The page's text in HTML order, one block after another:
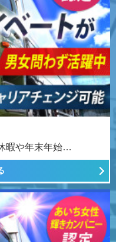
暇や年末年始…